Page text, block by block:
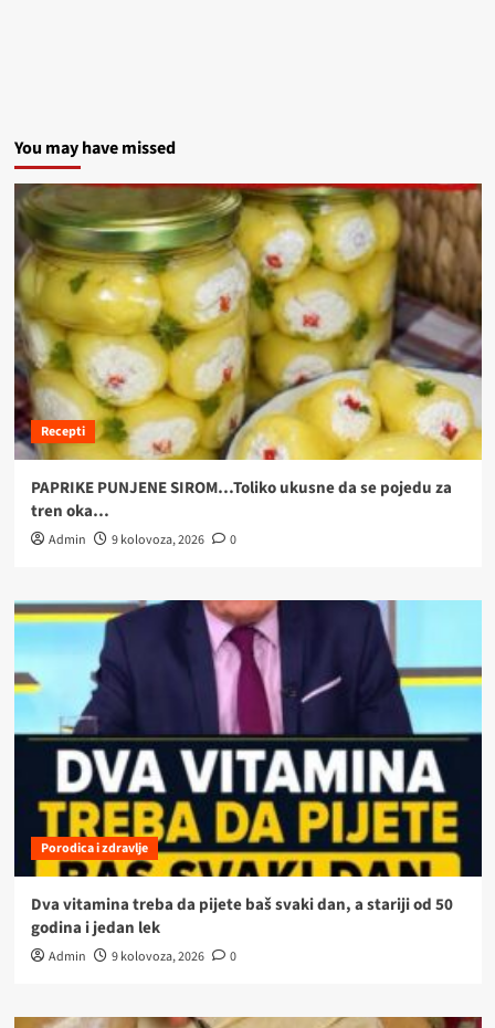
You may have missed
Recepti
PAPRIKE PUNJENE SIROM…Toliko ukusne da se pojedu za
tren oka…
Admin 9 kolovoza, 2026 0
Porodica i zdravlje
Dva vitamina treba da pijete baš svaki dan, a stariji od 50
godina i jedan lek
Admin 9 kolovoza, 2026 0